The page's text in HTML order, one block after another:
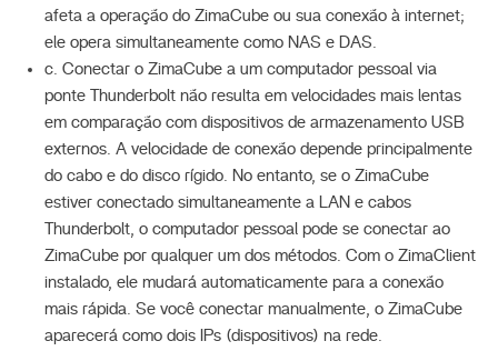
afeta a operação do ZimaCube ou sua conexão à internet;
ele opera simultaneamente como NAS e DAS.
c. Conectar o ZimaCube a um computador pessoal via
ponte Thunderbolt não resulta em velocidades mais lentas
em comparação com dispositivos de armazenamento USB
externos. A velocidade de conexão depende principalmente
do cabo e do disco rígido. No entanto, se o ZimaCube
estiver conectado simultaneamente a LAN e cabos
Thunderbolt, o computador pessoal pode se conectar ao
ZimaCube por qualquer um dos métodos. Com o ZimaClient
instalado, ele mudará automaticamente para a conexão
mais rápida. Se você conectar manualmente, o ZimaCube
aparecerá como dois IPs (dispositivos) na rede.